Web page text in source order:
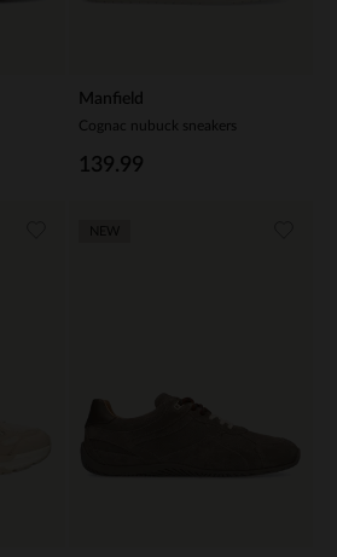
Manfield
Cognac nubuck sneakers
139.99